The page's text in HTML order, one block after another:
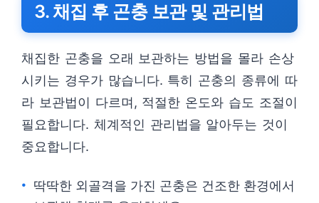
3. 채집 후 곤충 보관 및 관리법
채집한 곤충을 오래 보관하는 방법을 몰라 손상
시키는 경우가 많습니다. 특히 곤충의 종류에 따
라 보관법이 다르며, 적절한 온도와 습도 조절이
필요합니다. 체계적인 관리법을 알아두는 것이
중요합니다.
딱딱한 외골격을 가진 곤충은 건조한 환경에서